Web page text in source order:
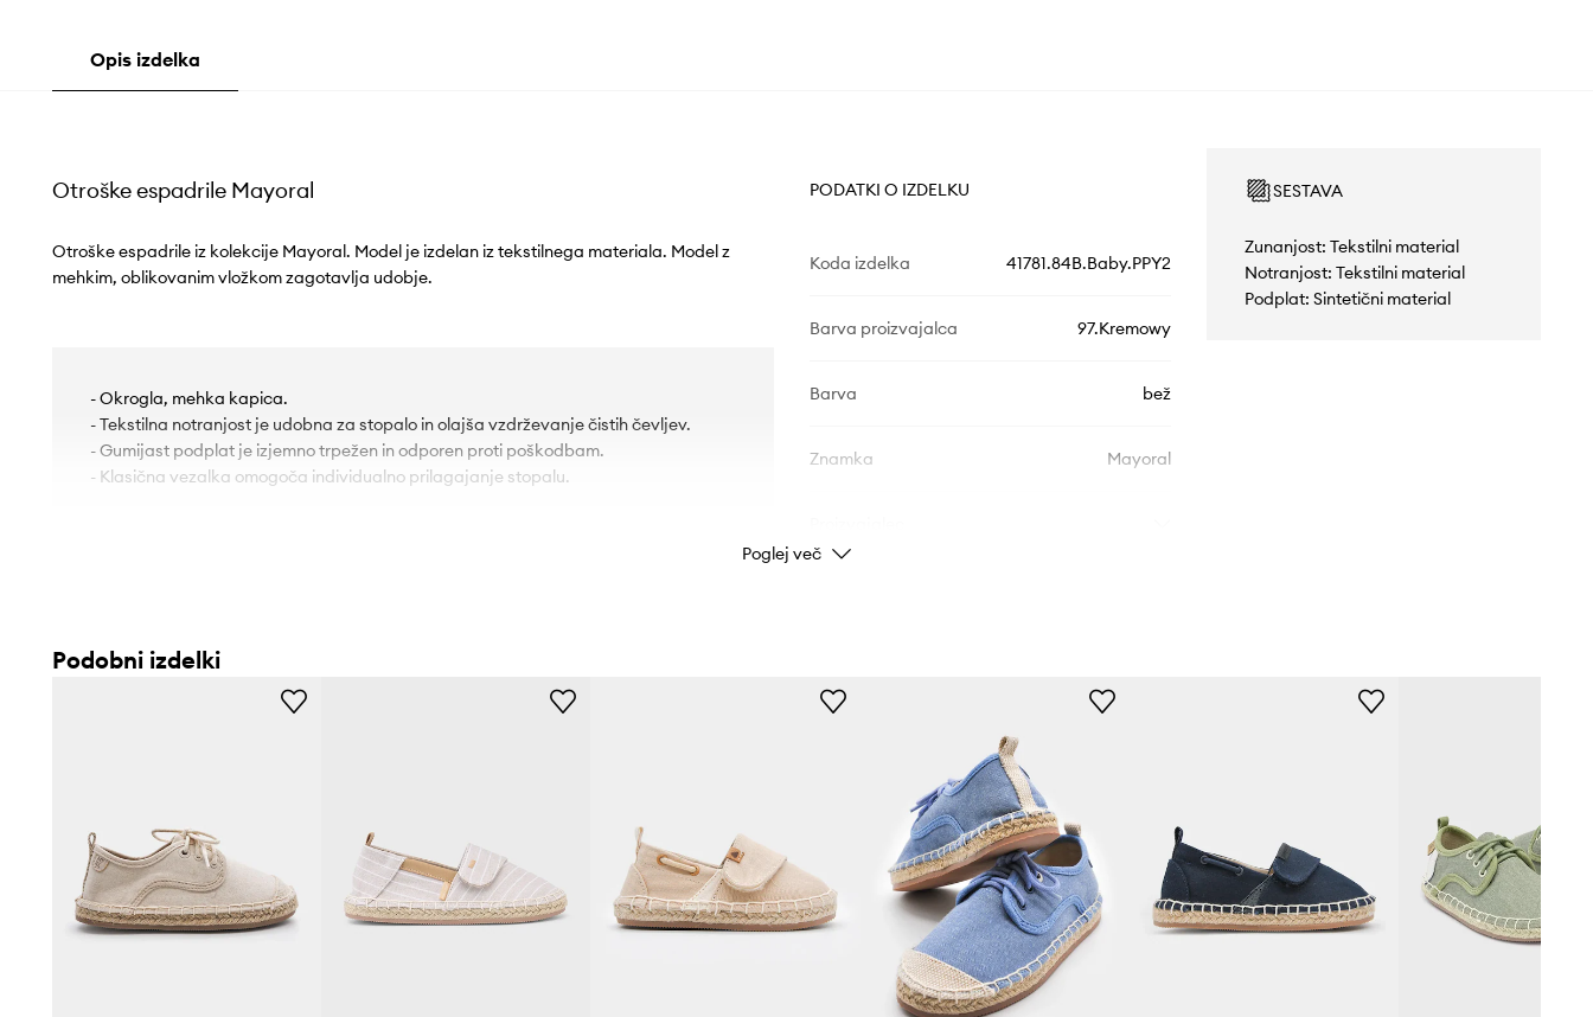
Opis izdelka
Otroške espadrile Mayoral
Otroške espadrile iz kolekcije Mayoral. Model je izdelan iz tekstilnega materiala. Model z
mehkim, oblikovanim vložkom zagotavlja udobje.
- Okrogla, mehka kapica.
- Tekstilna notranjost je udobna za stopalo in olajša vzdrževanje čistih čevljev.
- Gumijast podplat je izjemno trpežen in odporen proti poškodbam.
- Klasična vezalka omogoča individualno prilagajanje stopalu.
PODATKI O IZDELKU
Koda izdelka 41781.84B.Baby.PPY2
Barva proizvajalca 97.Kremowy
Barva bež
Znamka Mayoral
SESTAVA
Zunanjost: Tekstilni material
Notranjost: Tekstilni material
Podplat: Sintetični material
Poglej več
Podobni izdelki